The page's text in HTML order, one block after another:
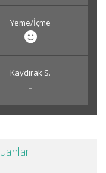
Yeme/İçme
Kaydırak S.
-